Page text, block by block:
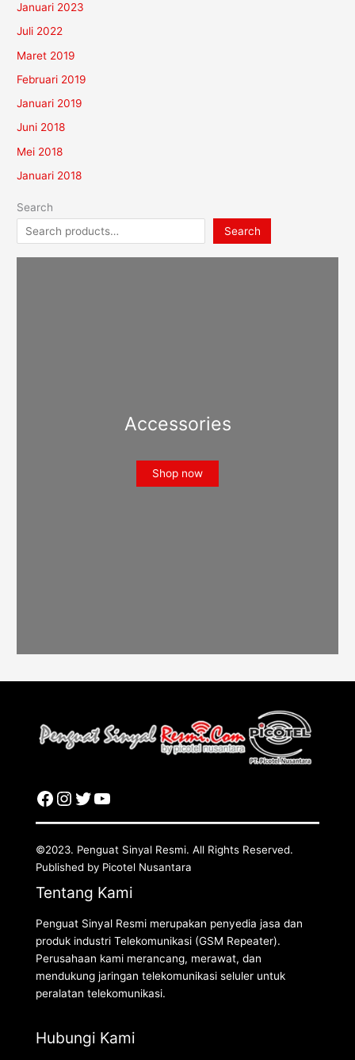
Januari 2023
Juli 2022
Maret 2019
Februari 2019
Januari 2019
Juni 2018
Mei 2018
Januari 2018
Search
Search
Accessories
Shop now
©2023. Penguat Sinyal Resmi. All Rights Reserved.
Published by Picotel Nusantara
Tentang Kami
Penguat Sinyal Resmi merupakan penyedia jasa dan
produk industri Telekomunikasi (GSM Repeater).
Perusahaan kami merancang, merawat, dan
mendukung jaringan telekomunikasi seluler untuk
peralatan telekomunikasi.
Hubungi Kami